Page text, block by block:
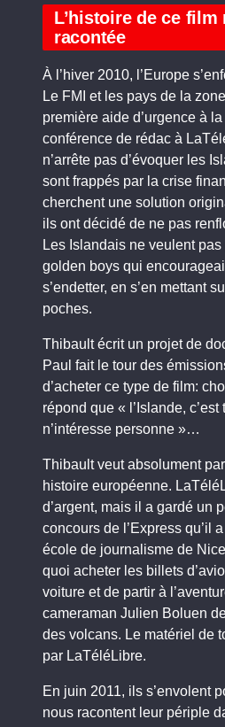
L’histoire de ce film
racontée
À l’hiver 2010, l’Europe
Le FMI et les pays de la
première aide d’urgence à
conférence de rédac à
n’arrête pas d’évoquer les
sont frappés par la crise
cherchent une solution
ils ont décidé de ne pas
Les Islandais ne veulent
golden boys qui
s’endetter, en s’en mettant
poches.
Thibault écrit un projet de
Paul fait le tour des
d’acheter ce type de film:
répond que « l’Islande, c’est
n’intéresse personne »…
Thibault veut absolument
histoire européenne.
d’argent, mais il a gardé un
concours de l’Express qu’il
école de journalisme de
quoi acheter les billets
voiture et de partir à
cameraman Julien Boluen
des volcans. Le matériel de
par LaTéléLibre.
En juin 2011, ils s’envolent
nous racontent leur périple